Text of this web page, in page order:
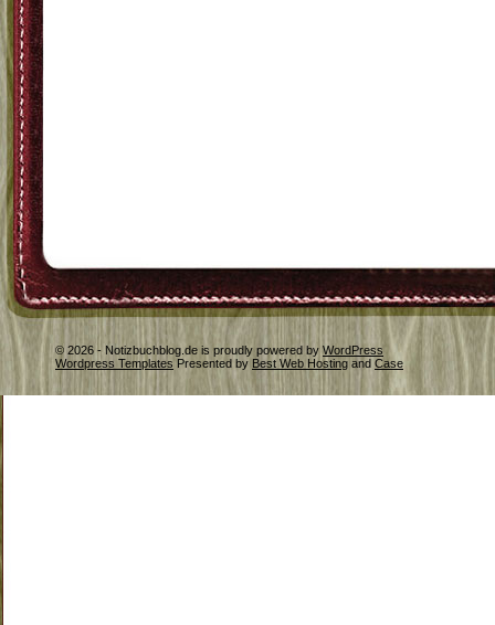
© 2026 - Notizbuchblog.de is proudly powered by WordPress
Wordpress Templates Presented by Best Web Hosting and Case